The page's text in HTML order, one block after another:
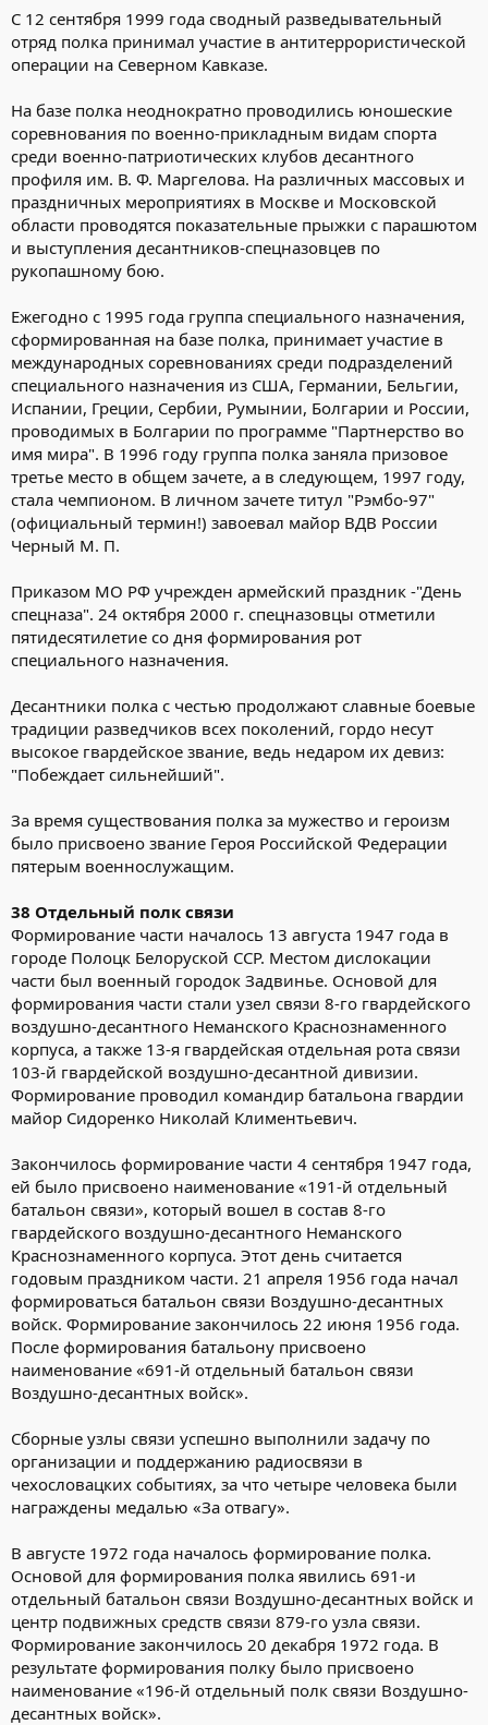
С 12 сентября 1999 года сводный разведывательный
отряд полка принимал участие в антитеррористической
операции на Северном Кавказе.
На базе полка неоднократно проводились юношеские
соревнования по военно-прикладным видам спорта
среди военно-патриотических клубов десантного
профиля им. В. Ф. Маргелова. На различных массовых и
праздничных мероприятиях в Москве и Московской
области проводятся показательные прыжки с парашютом
и выступления десантников-спецназовцев по
рукопашному бою.
Ежегодно с 1995 года группа специального назначения,
сформированная на базе полка, принимает участие в
международных соревнованиях среди подразделений
специального назначения из США, Германии, Бельгии,
Испании, Греции, Сербии, Румынии, Болгарии и России,
проводимых в Болгарии по программе "Партнерство во
имя мира". В 1996 году группа полка заняла призовое
третье место в общем зачете, а в следующем, 1997 году,
стала чемпионом. В личном зачете титул "Рэмбо-97"
(официальный термин!) завоевал майор ВДВ России
Черный М. П.
Приказом МО РФ учрежден армейский праздник -"День
спецназа". 24 октября 2000 г. спецназовцы отметили
пятидесятилетие со дня формирования рот
специального назначения.
Десантники полка с честью продолжают славные боевые
традиции разведчиков всех поколений, гордо несут
высокое гвардейское звание, ведь недаром их девиз:
"Побеждает сильнейший".
За время существования полка за мужество и героизм
было присвоено звание Героя Российской Федерации
пятерым военнослужащим.
38 Отдельный полк связи
Формирование части началось 13 августа 1947 года в
городе Полоцк Белоруской ССР. Местом дислокации
части был военный городок Задвинье. Основой для
формирования части стали узел связи 8-го гвардейского
воздушно-десантного Неманского Краснознаменного
корпуса, а также 13-я гвардейская отдельная рота связи
103-й гвардейской воздушно-десантной дивизии.
Формирование проводил командир батальона гвардии
майор Сидоренко Николай Климентьевич.
Закончилось формирование части 4 сентября 1947 года,
ей было присвоено наименование «191-й отдельный
батальон связи», который вошел в состав 8-го
гвардейского воздушно-десантного Неманского
Краснознаменного корпуса. Этот день считается
годовым праздником части. 21 апреля 1956 года начал
формироваться батальон связи Воздушно-десантных
войск. Формирование закончилось 22 июня 1956 года.
После формирования батальону присвоено
наименование «691-й отдельный батальон связи
Воздушно-десантных войск».
Сборные узлы связи успешно выполнили задачу по
организации и поддержанию радиосвязи в
чехословацких событиях, за что четыре человека были
награждены медалью «За отвагу».
В августе 1972 года началось формирование полка.
Основой для формирования полка явились 691-и
отдельный батальон связи Воздушно-десантных войск и
центр подвижных средств связи 879-го узла связи.
Формирование закончилось 20 декабря 1972 года. В
результате формирования полку было присвоено
наименование «196-й отдельный полк связи Воздушно-
десантных войск».